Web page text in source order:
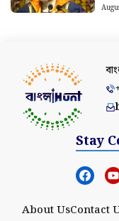
Stay
About UsContact